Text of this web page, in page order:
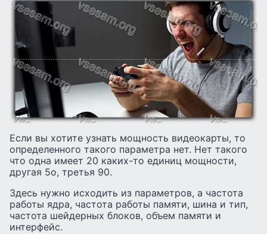
Если вы хотите узнать мощность видеокарты, то
определенного такого параметра нет. Нет такого
что одна имеет 20 каких-то единиц мощности,
другая 5о, третья 90.
Здесь нужно исходить из параметров, а частота
работы ядра, частота работы памяти, шина и тип,
частота шейдерных блоков, объем памяти и
интерфейс.